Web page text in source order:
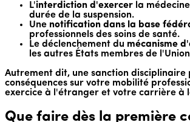
L'interdiction d'exercer la
durée de la suspension.
Une notification dans la base
professionnels des soins de santé.
Le déclenchement du mécanisme
les autres États membres de
Autrement dit, une sanction disciplinaire
conséquences sur votre mobilité
exercice à l'étranger et votre carrière à
Que faire dès la première